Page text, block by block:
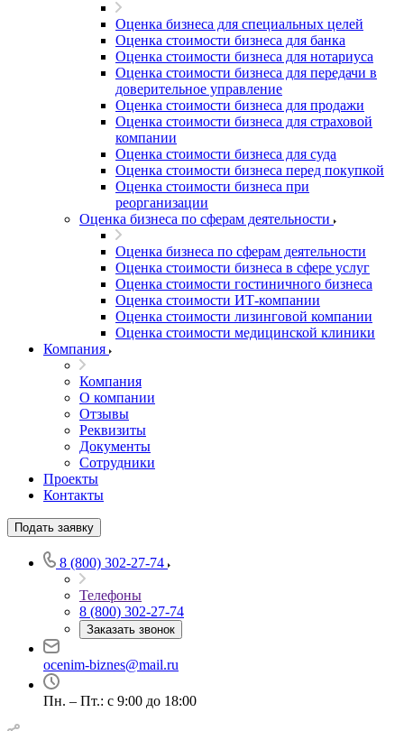
Оценка бизнеса для специальных целей
Оценка стоимости бизнеса для банка
Оценка стоимости бизнеса для нотариуса
Оценка стоимости бизнеса для передачи в
доверительное управление
Оценка стоимости бизнеса для продажи
Оценка стоимости бизнеса для страховой
компании
Оценка стоимости бизнеса для суда
Оценка стоимости бизнеса перед покупкой
Оценка стоимости бизнеса при
реорганизации
Оценка бизнеса по сферам деятельности
Оценка бизнеса по сферам деятельности
Оценка стоимости бизнеса в сфере услуг
Оценка стоимости гостиничного бизнеса
Оценка стоимости ИТ-компании
Оценка стоимости лизинговой компании
Оценка стоимости медицинской клиники
Компания
Компания
О компании
Отзывы
Реквизиты
Документы
Сотрудники
Проекты
Контакты
Подать заявку
8 (800) 302-27-74
Телефоны
8 (800) 302-27-74
Заказать звонок
ocenim-biznes@mail.ru
Пн. – Пт.: с 9:00 до 18:00
Выберите ваш город
Например:Славянск-на-Кубани
Абакан
Абдулино
Альметьевск
Ангарск